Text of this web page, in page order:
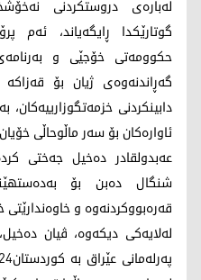
لەبارەی دروستکردنی
گوتارێکدا ڕایگەیاند، ئەم
حکوومەتی خۆجێی و
گەڕاندنەوەی ژیان بۆ
دابینکردنی خزمەتگوزارییەکان،
ئاوارەکان بۆ سەر ماڵوحاڵی
عەبدولقادر دەخیل جەختی
شنگال دەبن بۆ
قەرەبووکردنەوە و خاوەندارێتی
لەلایەکی دیکەوە، ڤیان